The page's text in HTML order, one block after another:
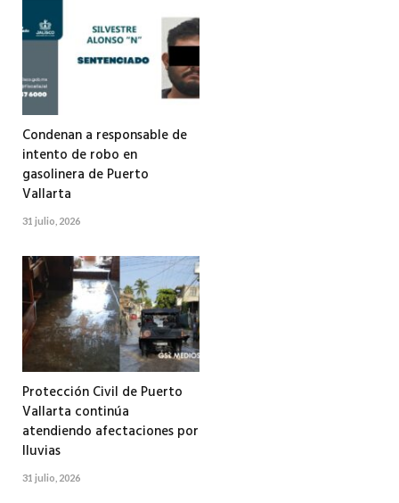
Condenan a responsable de
intento de robo en
gasolinera de Puerto
Vallarta
31 julio, 2026
Protección Civil de Puerto
Vallarta continúa
atendiendo afectaciones por
lluvias
31 julio, 2026